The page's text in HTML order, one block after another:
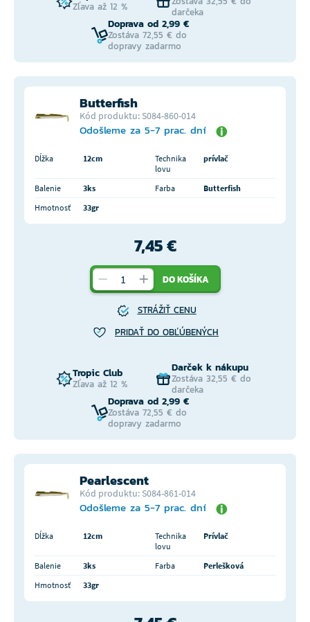
Zľava až 12 %
darčeka
Doprava od 2,99 €
Zostáva 72,55 € do
dopravy zadarmo
Butterfish
Kód produktu: S084-860-014
Odošleme za 5-7 prac. dní
Dĺžka 12cm
Technika
lovu
prívlač
Balenie 3ks Farba
Butterfish
Hmotnosť
33gr
7,45 €
DO KOŠÍKA
STRÁŽIŤ CENU
PRIDAŤ DO OBĽÚBENÝCH
Tropic Club
Zľava až 12 %
Darček k nákupu
Zostáva 32,55 € do
darčeka
Doprava od 2,99 €
Zostáva 72,55 € do
dopravy zadarmo
Pearlescent
Kód produktu: S084-861-014
Odošleme za 5-7 prac. dní
Dĺžka 12cm
Technika
lovu
Prívlač
Balenie 3ks Farba
Perlešková
Hmotnosť
33gr